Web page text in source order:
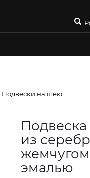
Подвески на шею
Подвеска
из
эмалью